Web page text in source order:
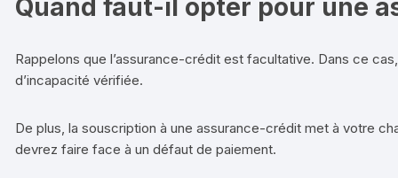
Quand faut-il opter pour une
Rappelons que l’assurance-crédit est facultative. Dans ce
d’incapacité vérifiée.
De plus, la souscription à une assurance-crédit met à votre
devrez faire face à un défaut de paiement.